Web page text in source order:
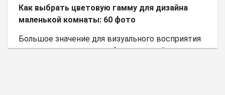
Как выбрать цветовую гамму для дизайна
маленькой комнаты: 60 фото
Большое значение для визуального восприятия
пространства имеет выбор цветовой палитры.